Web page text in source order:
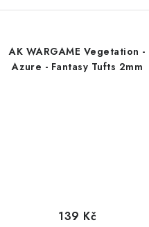
AK WARGAME Vegetation -
Azure - Fantasy Tufts 2mm
139 Kč